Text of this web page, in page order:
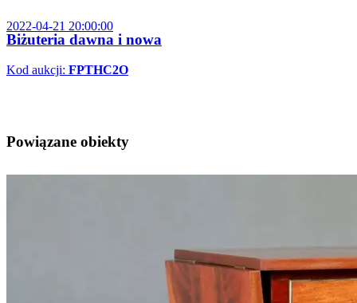
2022-04-21 20:00:00
Biżuteria dawna i nowa
Kod aukcji: FPTHC2O
Powiązane obiekty